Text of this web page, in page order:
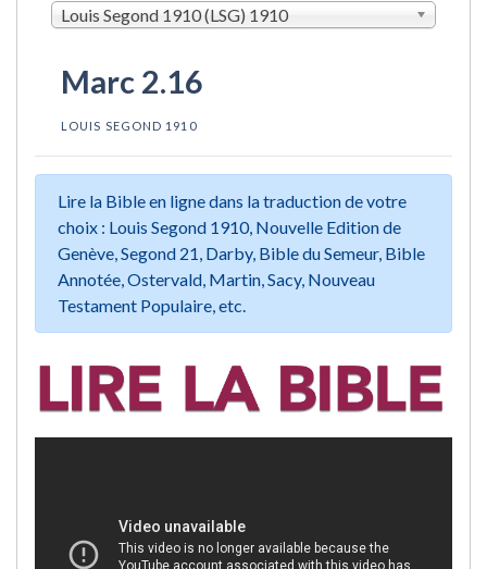
Louis Segond 1910 (LSG) 1910
Marc 2.16
LOUIS SEGOND 1910
Lire la Bible en ligne dans la traduction de votre
choix : Louis Segond 1910, Nouvelle Edition de
Genève, Segond 21, Darby, Bible du Semeur, Bible
Annotée, Ostervald, Martin, Sacy, Nouveau
Testament Populaire, etc.